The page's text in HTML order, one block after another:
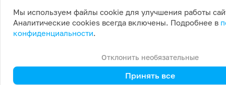
Мы используем файлы cookie для улучшения работы
Аналитические cookies всегда включены. Подробнее в
конфиденциальности.
Отклонить необязательные
Принять все